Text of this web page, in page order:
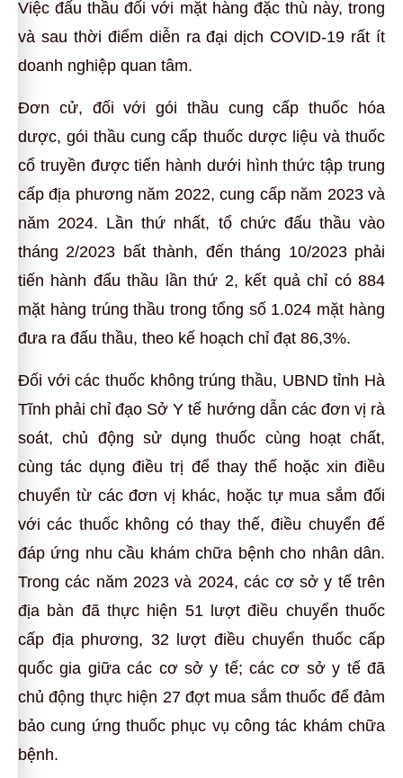
Việc đấu thầu đối với mặt hàng đặc thù này, trong
và sau thời điểm diễn ra đại dịch COVID-19 rất ít
doanh nghiệp quan tâm.
Đơn cử, đối với gói thầu cung cấp thuốc hóa
dược, gói thầu cung cấp thuốc dược liệu và thuốc
cổ truyền được tiến hành dưới hình thức tập trung
cấp địa phương năm 2022, cung cấp năm 2023 và
năm 2024. Lần thứ nhất, tổ chức đấu thầu vào
tháng 2/2023 bất thành, đến tháng 10/2023 phải
tiến hành đấu thầu lần thứ 2, kết quả chỉ có 884
mặt hàng trúng thầu trong tổng số 1.024 mặt hàng
đưa ra đấu thầu, theo kế hoạch chỉ đạt 86,3%.
Đối với các thuốc không trúng thầu, UBND tỉnh Hà
Tĩnh phải chỉ đạo Sở Y tế hướng dẫn các đơn vị rà
soát, chủ động sử dụng thuốc cùng hoạt chất,
cùng tác dụng điều trị để thay thế hoặc xin điều
chuyển từ các đơn vị khác, hoặc tự mua sắm đối
với các thuốc không có thay thế, điều chuyển để
đáp ứng nhu cầu khám chữa bệnh cho nhân dân.
Trong các năm 2023 và 2024, các cơ sở y tế trên
địa bàn đã thực hiện 51 lượt điều chuyển thuốc
cấp địa phương, 32 lượt điều chuyển thuốc cấp
quốc gia giữa các cơ sở y tế; các cơ sở y tế đã
chủ động thực hiện 27 đợt mua sắm thuốc để đảm
bảo cung ứng thuốc phục vụ công tác khám chữa
bệnh.